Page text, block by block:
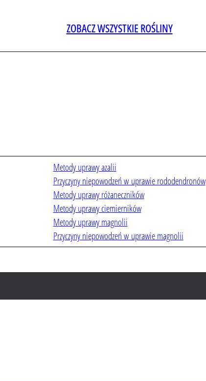
ZOBACZ WSZYSTKIE ROŚLINY
Metody uprawy azalii
Przyczyny niepowodzeń w uprawie rododendronów
Metody uprawy różaneczników
Metody uprawy ciemierników
Metody uprawy magnolii
Przyczyny niepowodzeń w uprawie magnolii